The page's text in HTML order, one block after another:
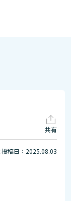
共有
投稿日：2025.08.03